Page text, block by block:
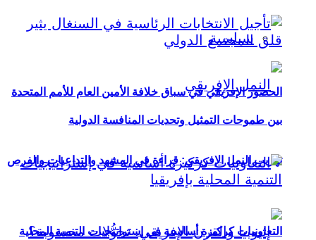
سياسية
تهريب النمل الإفريقي: قراءة في المشهد والتداعيات والفرص
الحضور الإفريقي في سباق خلافة الأمين العام للأمم المتحدة
بين طموحات التمثيل وتحديات المنافسة الدولية
التعاونيات كركيزة أساسية في إستراتيجيات التنمية المحلية